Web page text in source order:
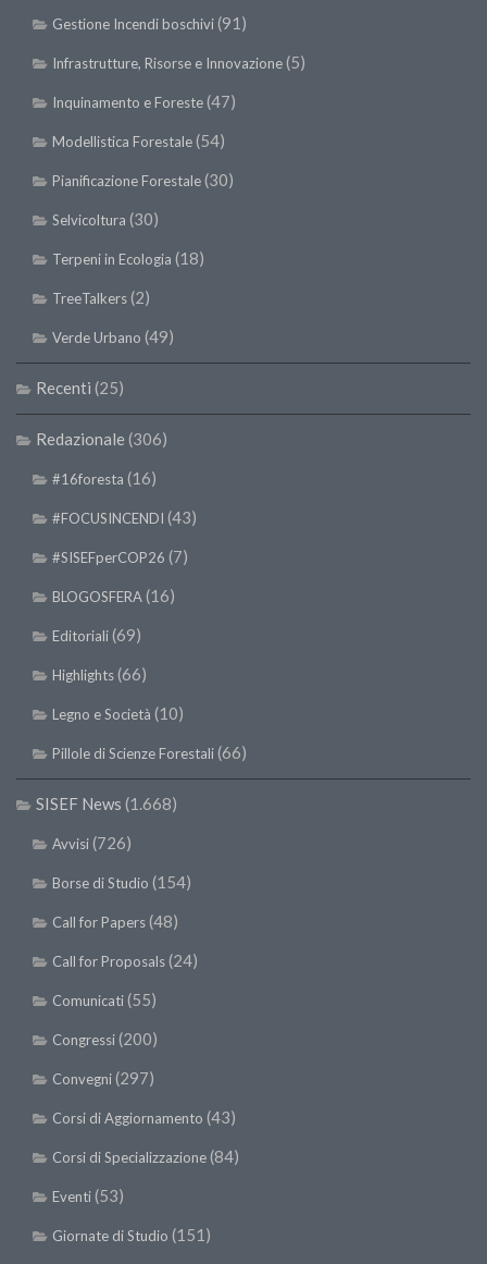
Opportunità di Lavoro
Rassegne
Reports
Simposii
Congressi
Pagina Congressi
Premi SISEF
XV Congresso (Sassari 2026)
XIV Congresso (Padova 2024)
XIII Congresso (Orvieto 2022)
XII Congresso (Palermo 2019)
XI Congresso (Roma 2017)
X Congresso (Firenze 2015)
IX Congresso (Bolzano 2013)
IV Congresso (Potenza 2003)
III Congresso (Viterbo 2001)
II Congresso (Bologna 1999)
I Congresso (Padova 1997)
Pagina Principale
Cartella Stampa
Comunicati
Infografiche
Video
PDF
Gestione Incendi boschivi(91)
Infrastrutture, Risorse e Innovazione(5)
Inquinamento e Foreste(47)
Modellistica Forestale(54)
Pianificazione Forestale(30)
Selvicoltura (30)
Terpeni in Ecologia (18)
TreeTalkers(2)
Verde Urbano (49)
Recenti (25)
Redazionale (306)
#16foresta (16)
#FOCUSINCENDI (43)
#SISEFperCOP26 (7)
BLOGOSFERA(16)
Editoriali(69)
Highlights(66)
Legno e Società (10)
Pillole di Scienze Forestali(66)
SISEF News (1.668)
Avvisi(726)
Borse di Studio (154)
Call for Papers(48)
Call for Proposals(24)
Comunicati(55)
Congressi(200)
Convegni(297)
Corsi di Aggiornamento (43)
Corsi di Specializzazione(84)
Eventi(53)
Giornate di Studio (151)